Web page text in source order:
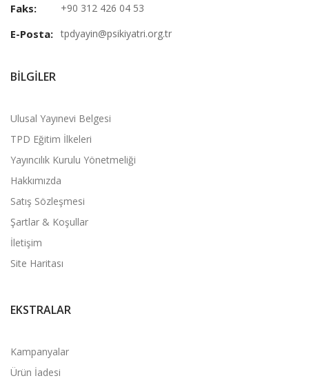
Faks: +90 312 426 04 53
E-Posta: tpdyayin@psikiyatri.org.tr
BILGILER
Ulusal Yayınevi Belgesi
TPD Eğitim İlkeleri
Yayıncılık Kurulu Yönetmeliği
Hakkımızda
Satış Sözleşmesi
Şartlar & Koşullar
İletişim
Site Haritası
EKSTRALAR
Kampanyalar
Ürün İadesi